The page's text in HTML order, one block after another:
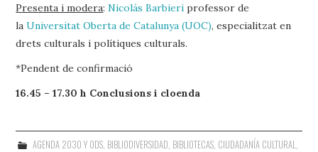
Presenta i modera:Nicolás Barbieri professor de
laUniversitat Oberta de Catalunya (UOC), especialitzat en
drets culturals i polítiques culturals.
*Pendent de confirmació
16.45 – 17.30 h Conclusions i cloenda
AGENDA 2030 Y ODS, BIBLIODIVERSIDAD BIBLIOTECAS, CIUDADANÍA CULTURAL